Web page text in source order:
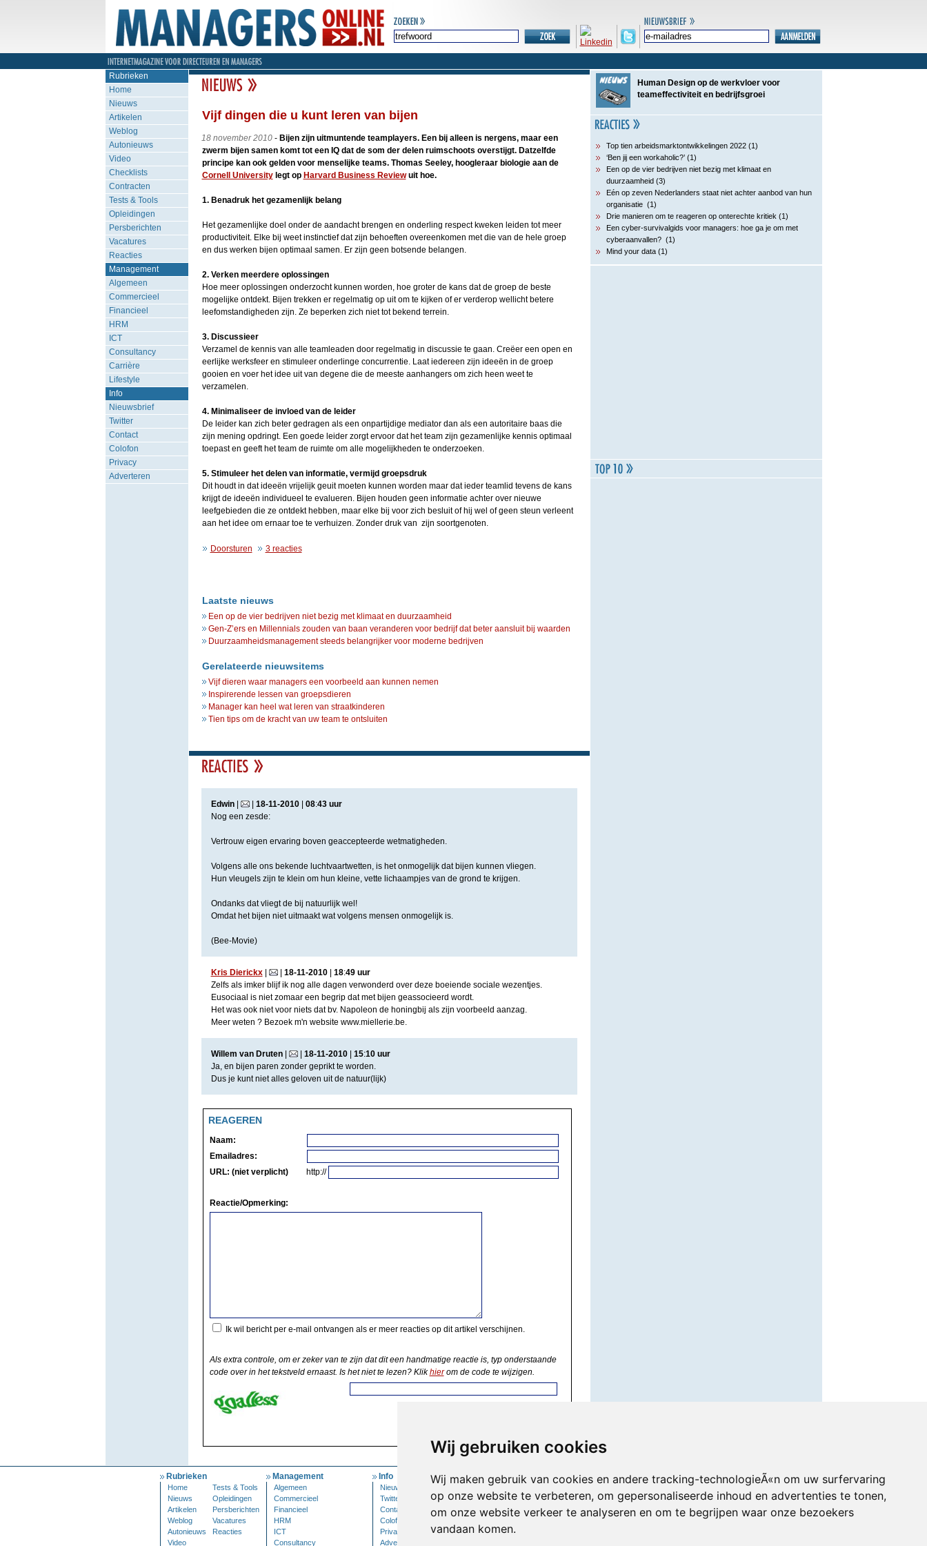
Wij gebruiken cookies
Wij maken gebruik van cookies en andere tracking-technologieÃ«n om uw surfervaring
op onze website te verbeteren, om gepersonaliseerde inhoud en advertenties te tonen,
om onze website verkeer te analyseren en om te begrijpen waar onze bezoekers
vandaan komen.
Rubrieken
Home
Nieuws
Artikelen
Weblog
Autonieuws
Video
Checklists
Contracten
Tests & Tools
Opleidingen
Persberichten
Vacatures
Reacties
Management
Algemeen
Commercieel
Financieel
HRM
ICT
Consultancy
Carrière
Lifestyle
Info
Nieuwsbrief
Twitter
Contact
Colofon
Privacy
Adverteren
Vijf dingen die u kunt leren van bijen
18 november 2010- Bijen zijn uitmuntende teamplayers. Een bij alleen is nergens, maar een
zwerm bijen samen komt tot een IQ dat de som der delen ruimschoots overstijgt. Datzelfde
principe kan ook gelden voor menselijke teams. Thomas Seeley, hoogleraar biologie aan de
Cornell Universitylegt op Harvard Business Reviewuit hoe.
1. Benadruk het gezamenlijk belang
Het gezamenlijke doel onder de aandacht brengen en onderling respect kweken leiden tot meer
productiviteit. Elke bij weet instinctief dat zijn behoeften overeenkomen met die van de hele groep
en dus werken bijen optimaal samen. Er zijn geen botsende belangen.
2. Verken meerdere oplossingen
Hoe meer oplossingen onderzocht kunnen worden, hoe groter de kans dat de groep de beste
mogelijke ontdekt. Bijen trekken er regelmatig op uit om te kijken of er verderop wellicht betere
leefomstandigheden zijn. Ze beperken zich niet tot bekend terrein.
3. Discussieer
Verzamel de kennis van alle teamleaden door regelmatig in discussie te gaan. Creëer een open en
eerlijke werksfeer en stimuleer onderlinge concurrentie. Laat iedereen zijn ideeën in de groep
gooien en voer het idee uit van degene die de meeste aanhangers om zich heen weet te
verzamelen.
4. Minimaliseer de invloed van de leider
De leider kan zich beter gedragen als een onpartijdige mediator dan als een autoritaire baas die
zijn mening opdringt. Een goede leider zorgt ervoor dat het team zijn gezamenlijke kennis optimaal
toepast en geeft het team de ruimte om alle mogelijkheden te onderzoeken.
5. Stimuleer het delen van informatie, vermijd groepsdruk
Dit houdt in dat ideeën vrijelijk geuit moeten kunnen worden maar dat ieder teamlid tevens de kans
krijgt de ideeën individueel te evalueren. Bijen houden geen informatie achter over nieuwe
leefgebieden die ze ontdekt hebben, maar elke bij voor zich besluit of hij wel of geen steun verleent
aan het idee om ernaar toe te verhuizen. Zonder druk van zijn soortgenoten.
Doorsturen 3 reacties
Laatste nieuws
Een op de vier bedrijven niet bezig met klimaat en duurzaamheid
Gen-Z’ers en Millennials zouden van baan veranderen voor bedrijf dat beter aansluit bij waarden
Duurzaamheidsmanagement steeds belangrijker voor moderne bedrijven
Gerelateerde nieuwsitems
Vijf dieren waar managers een voorbeeld aan kunnen nemen
Inspirerende lessen van groepsdieren
Manager kan heel wat leren van straatkinderen
Tien tips om de kracht van uw team te ontsluiten
Edwin| | 18-11-2010| 08:43 uur
Nog een zesde:
Vertrouw eigen ervaring boven geaccepteerde wetmatigheden.
Volgens alle ons bekende luchtvaartwetten, is het onmogelijk dat bijen kunnen vliegen.
Hun vleugels zijn te klein om hun kleine, vette lichaampjes van de grond te krijgen.
Ondanks dat vliegt de bij natuurlijk wel!
Omdat het bijen niet uitmaakt wat volgens mensen onmogelijk is.
(Bee-Movie)
Kris Dierickx| | 18-11-2010| 18:49 uur
Zelfs als imker blijf ik nog alle dagen verwonderd over deze boeiende sociale wezentjes.
Eusociaal is niet zomaar een begrip dat met bijen geassocieerd wordt.
Het was ook niet voor niets dat bv. Napoleon de honingbij als zijn voorbeeld aanzag.
Meer weten ? Bezoek m'n website www.miellerie.be.
Willem van Druten| | 18-11-2010| 15:10 uur
Ja, en bijen paren zonder geprikt te worden.
Dus je kunt niet alles geloven uit de natuur(lijk)
REAGEREN
Naam:
Emailadres:
URL: (niet verplicht)
http://
Reactie/Opmerking:
Ik wil bericht per e-mail ontvangen als er meer reacties op dit artikel verschijnen.
Als extra controle, om er zeker van te zijn dat dit een handmatige reactie is, typ onderstaande
code over in het tekstveld ernaast. Is het niet te lezen? Klikhierom de code te wijzigen.
Human Design op de werkvloer voor
teameffectiviteit en bedrijfsgroei
Top tien arbeidsmarktontwikkelingen 2022 (1)
‘Ben jij een workaholic?’ (1)
Een op de vier bedrijven niet bezig met klimaat en
duurzaamheid (3)
Eén op zeven Nederlanders staat niet achter aanbod van hun
organisatie (1)
Drie manieren om te reageren op onterechte kritiek (1)
Een cyber-survivalgids voor managers: hoe ga je om met
cyberaanvallen? (1)
Mind your data (1)
Rubrieken
Home
Tests & Tools
Nieuws
Opleidingen
Artikelen
Persberichten
Weblog
Vacatures
Autonieuws
Reacties
Video
Management
Algemeen
Commercieel
Financieel
HRM
ICT
Consultancy
Info
Nieuwsbrief
Twitter
Contact
Colofon
Privacy
Adverteren
Mijn Account
Inloggen